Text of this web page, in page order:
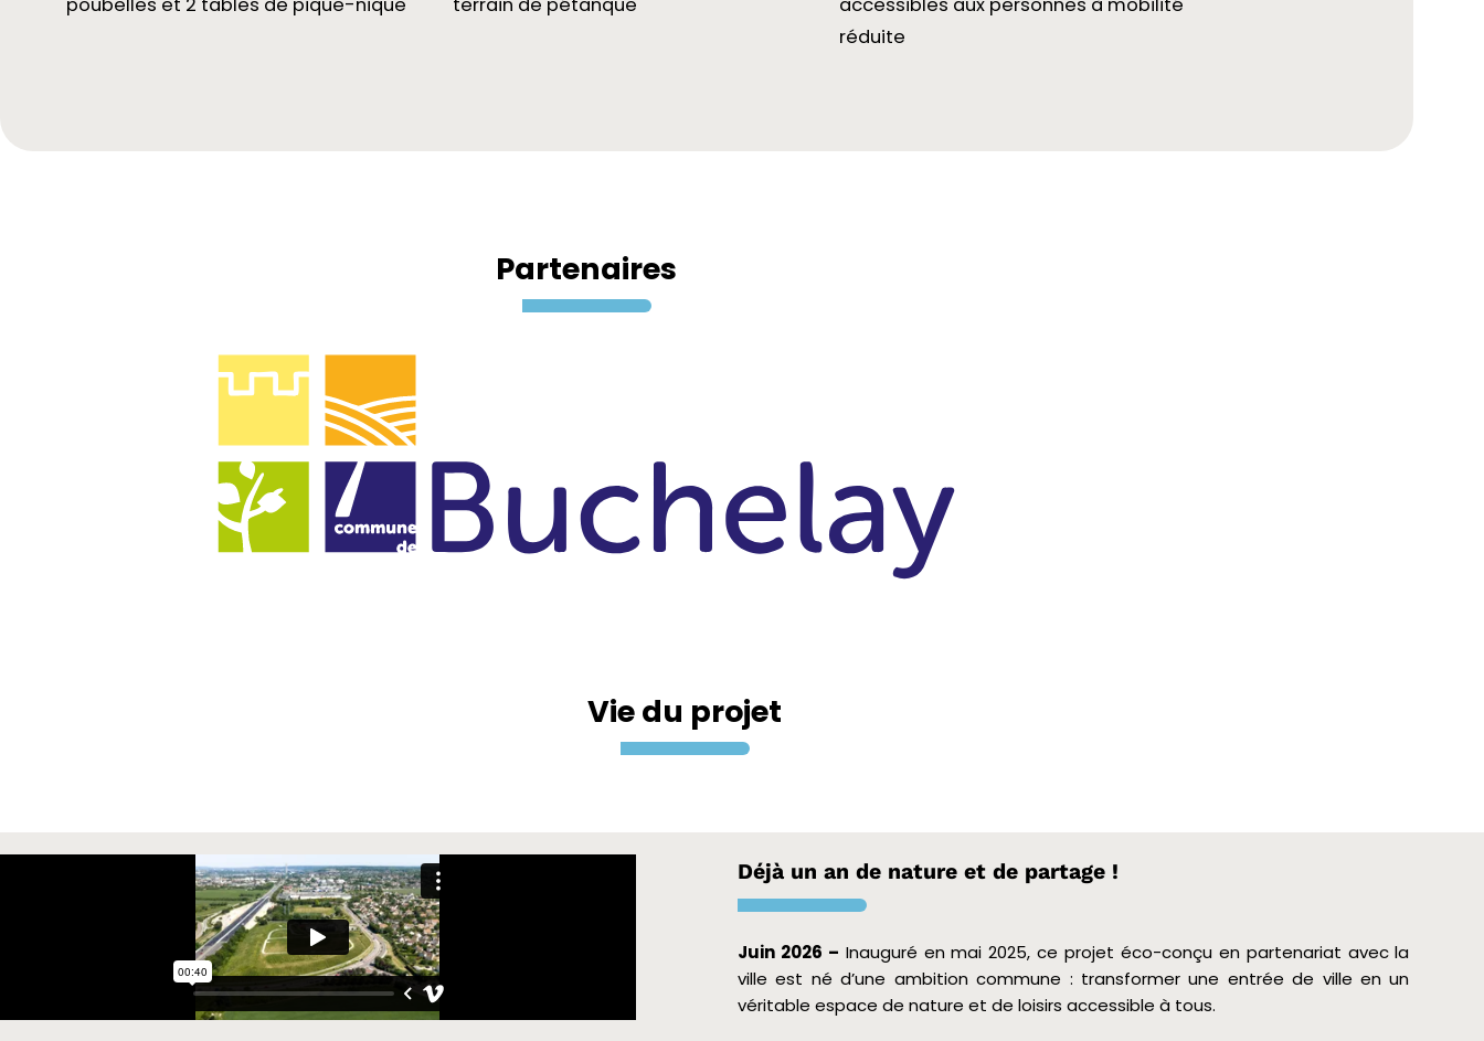
réduite
Partenaires
Vie du projet
Déjà un an de nature et de partage !
Juin 2026 – Inauguré en mai 2025, ce projet éco-conçu en partenariat avec la
ville est né d’une ambition commune : transformer une entrée de ville en un
véritable espace de nature et de loisirs accessible à tous.